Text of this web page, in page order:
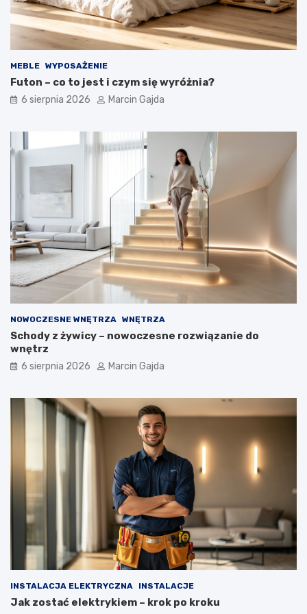
r
d
n
i
a
ą
c
y
c
h
ż
o
?
MEBLE WYPOSAŻENIE
Futon – co to jest i czym się wyróżnia?
6 sierpnia 2026 Marcin Gajda
NOWOCZESNE WNĘTRZA WNĘTRZA
Schody z żywicy – nowoczesne rozwiązanie do
wnętrz
6 sierpnia 2026 Marcin Gajda
INSTALACJA ELEKTRYCZNA INSTALACJE
Jak zostać elektrykiem – krok po kroku